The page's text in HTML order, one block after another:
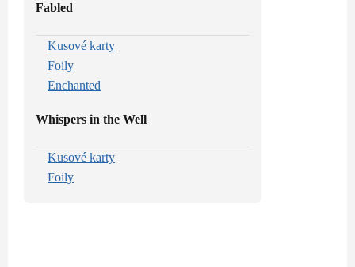
Fabled
Kusové karty
Foily
Enchanted
Whispers in the Well
Kusové karty
Foily